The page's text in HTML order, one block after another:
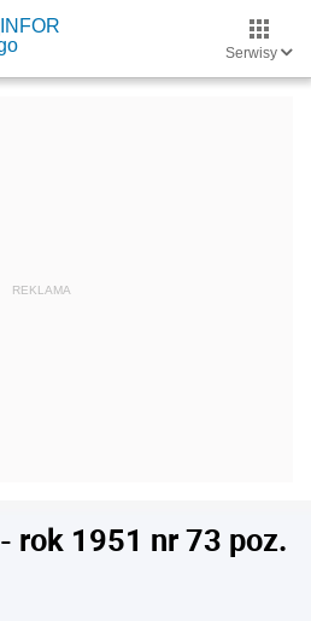
Serwisy
rok 1951 nr 73 poz.